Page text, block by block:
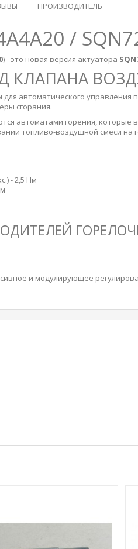
ПРОИЗВОДИТЕЛЬ
/
) - это новая версия актуатора
КЛАПАНА
для автоматического
сгорания.
автоматами горения, которые
топливо-воздушной смеси на
- 2,5 Нм
и модулирующее